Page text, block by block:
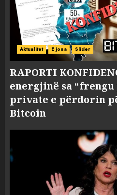
Aktualitet E jona Slider
RAPORTI
energjinë sa “frengu
private e përdorin
Bitcoin